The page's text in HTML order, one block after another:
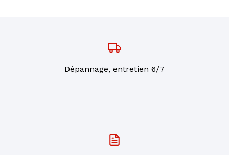
Dépannage, entretien 6/7